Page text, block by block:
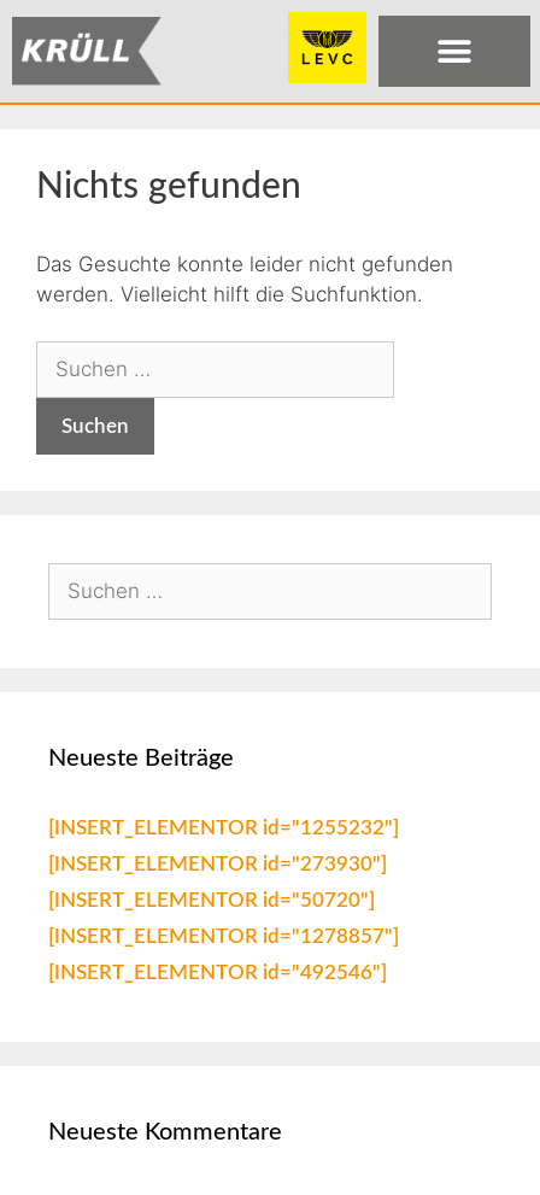
Nichts gefunden
Das Gesuchte konnte leider nicht gefunden
werden. Vielleicht hilft die Suchfunktion.
Neueste Beiträge
[INSERT_ELEMENTOR id="1255232"]
[INSERT_ELEMENTOR id="273930"]
[INSERT_ELEMENTOR id="50720"]
[INSERT_ELEMENTOR id="1278857"]
[INSERT_ELEMENTOR id="492546"]
Neueste Kommentare